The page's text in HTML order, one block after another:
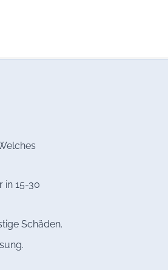
in 15-30
Schäden.